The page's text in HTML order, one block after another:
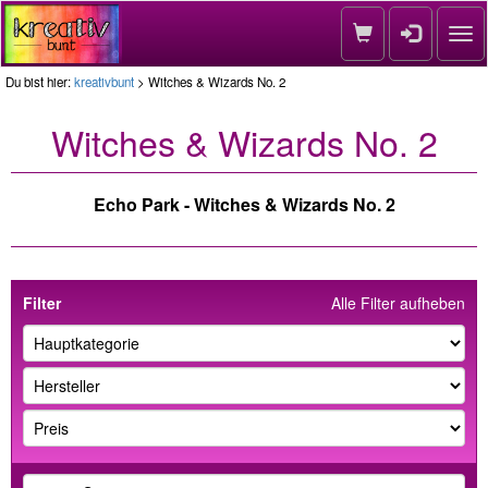
Du bist hier:kreativbunt > Witches & Wizards No. 2
Witches & Wizards No. 2
Echo Park - Witches & Wizards No. 2
Alle Filter aufheben
Filter